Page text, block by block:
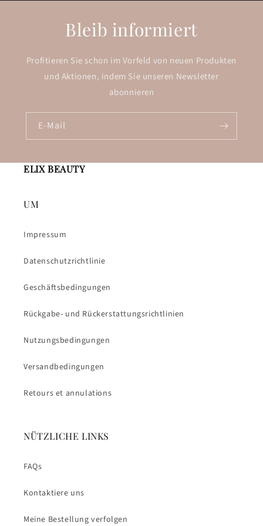
Bleib informiert
Profitieren Sie schon im Vorfeld von neuen Produkten
und Aktionen, indem Sie unseren Newsletter
abonnieren
E-Mail
ELIX BEAUTY
UM
Impressum
Datenschutzrichtlinie
Geschäftsbedingungen
Rückgabe- und Rückerstattungsrichtlinien
Nutzungsbedingungen
Versandbedingungen
Retours et annulations
NÜTZLICHE LINKS
FAQs
Kontaktiere uns
Meine Bestellung verfolgen